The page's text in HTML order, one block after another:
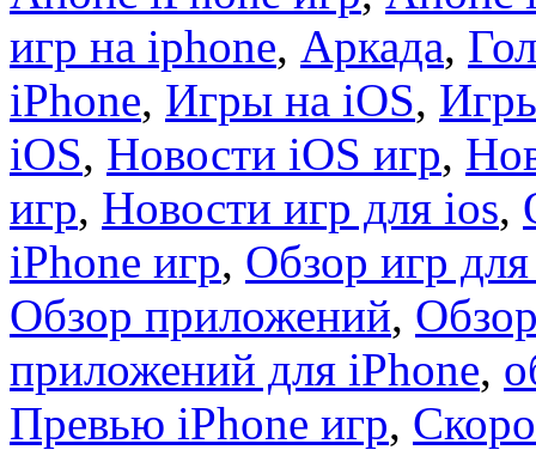
игр на iphone, Аркада,
iPhone, Игры на iOS,
iOS, Новости iOS игр,
игр, Новости игр для ios,
iPhone игр, Обзор игр
Обзор приложений,
приложений для iPhone,
Превью iPhone игр,